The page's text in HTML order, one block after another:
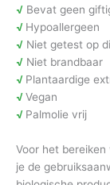
√ Bevat geen
√ Hypoallergeen
√ Niet getest op
√ Niet brandbaar
√ Plantaardige
√Vegan
√ Palmolie vrij
Voor het
je de